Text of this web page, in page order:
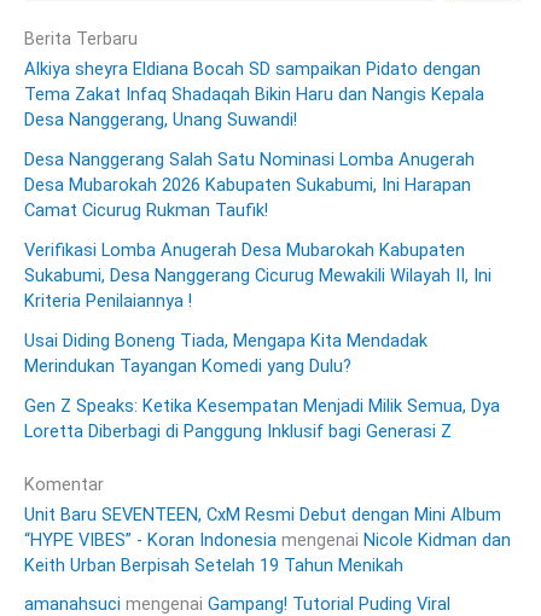
Berita Terbaru
Alkiya sheyra Eldiana Bocah SD sampaikan Pidato dengan
Tema Zakat Infaq Shadaqah Bikin Haru dan Nangis Kepala
Desa Nanggerang, Unang Suwandi!
Desa Nanggerang Salah Satu Nominasi Lomba Anugerah
Desa Mubarokah 2026 Kabupaten Sukabumi, Ini Harapan
Camat Cicurug Rukman Taufik!
Verifikasi Lomba Anugerah Desa Mubarokah Kabupaten
Sukabumi, Desa Nanggerang Cicurug Mewakili Wilayah II, Ini
Kriteria Penilaiannya !
Usai Diding Boneng Tiada, Mengapa Kita Mendadak
Merindukan Tayangan Komedi yang Dulu?
Gen Z Speaks: Ketika Kesempatan Menjadi Milik Semua, Dya
Loretta Diberbagi di Panggung Inklusif bagi Generasi Z
Komentar
Unit Baru SEVENTEEN, CxM Resmi Debut dengan Mini Album
“HYPE VIBES” - Koran Indonesia mengenai Nicole Kidman dan
Keith Urban Berpisah Setelah 19 Tahun Menikah
amanahsuci mengenai Gampang! Tutorial Puding Viral